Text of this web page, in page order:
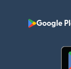
Google